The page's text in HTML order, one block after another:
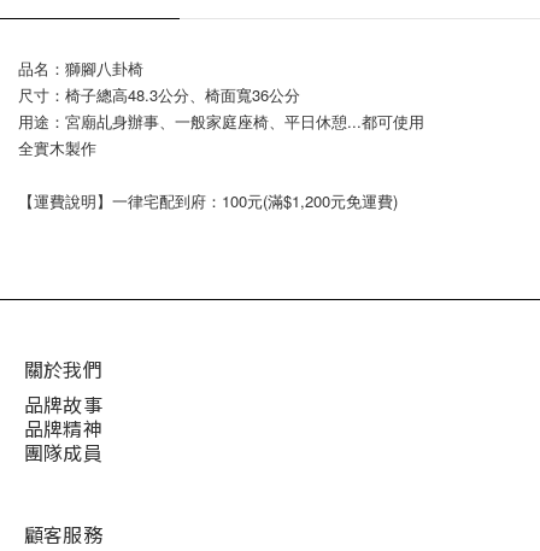
品名：獅腳八卦椅
尺寸：椅子總高48.3公分、椅面寬36公分
用途：宮廟乩身辦事、一般家庭座椅、平日休憩...都可使用
全實木製作
【運費說明】一律宅配到府：100元(滿$1,200元免運費)
關於我們
品牌故事
品牌精神
團隊成員
顧客服務